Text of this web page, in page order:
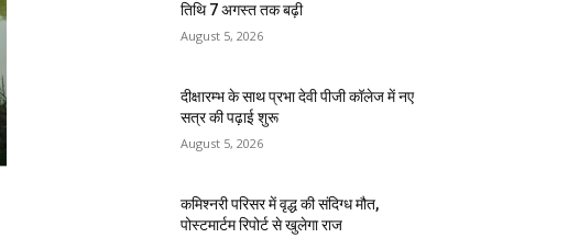
तिथि 7 अगस्त तक बढ़ी
August 5, 2026
दीक्षारम्भ के साथ प्रभा देवी पीजी कॉलेज में नए
सत्र की पढ़ाई शुरू
August 5, 2026
कमिश्नरी परिसर में वृद्ध की संदिग्ध मौत,
पोस्टमार्टम रिपोर्ट से खुलेगा राज